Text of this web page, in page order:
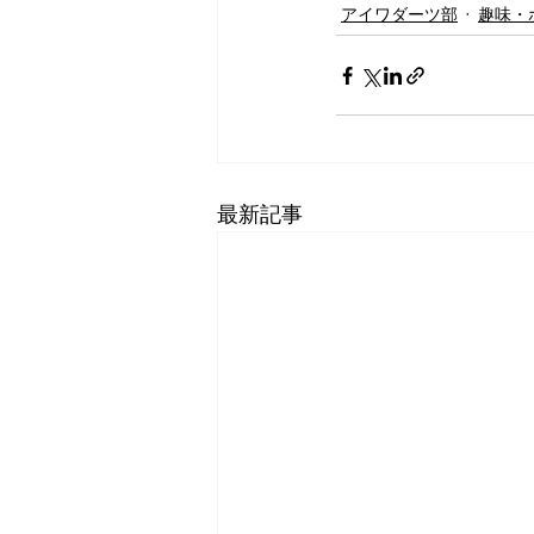
アイワダーツ部
趣味・
最新記事